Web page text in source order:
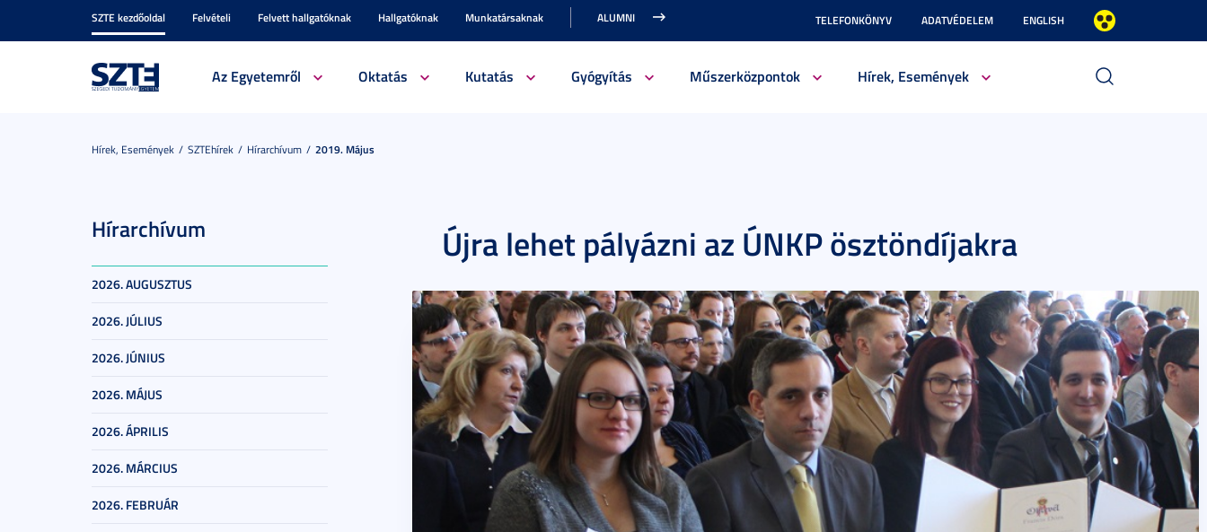
SZTE kezdőoldal Felvételi Felvett hallgatóknak Hallgatóknak Munkatársaknak ALUMNI TELEFONKÖNYV ADATVÉDELEM ENGLISH
Az Egyetemről Oktatás Kutatás Gyógyítás Műszerközpontok Hírek, Események
Hírek, Események SZTEhírek Hírarchívum 2019. Május
Hírarchívum
2026. AUGUSZTUS
2026. JÚLIUS
2026. JÚNIUS
2026. MÁJUS
2026. ÁPRILIS
2026. MÁRCIUS
2026. FEBRUÁR
Újra lehet pályázni az ÚNKP ösztöndíjakra